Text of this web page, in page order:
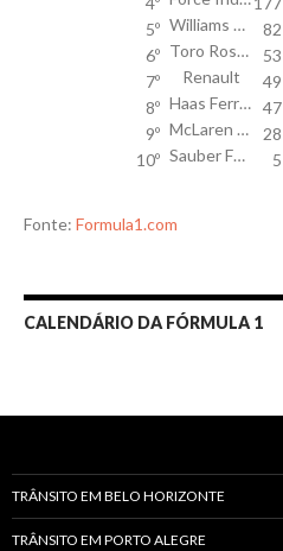
5º Williams Mercedes 82
6º Toro Rosso 53
7º Renault 49
8º Haas Ferrari 47
9º McLaren Honda 28
10º Sauber Ferrari 5
Fonte: Formula1.com
CALENDÁRIO DA FÓRMULA 1
TRÂNSITO EM BELO HORIZONTE
TRÂNSITO EM PORTO ALEGRE